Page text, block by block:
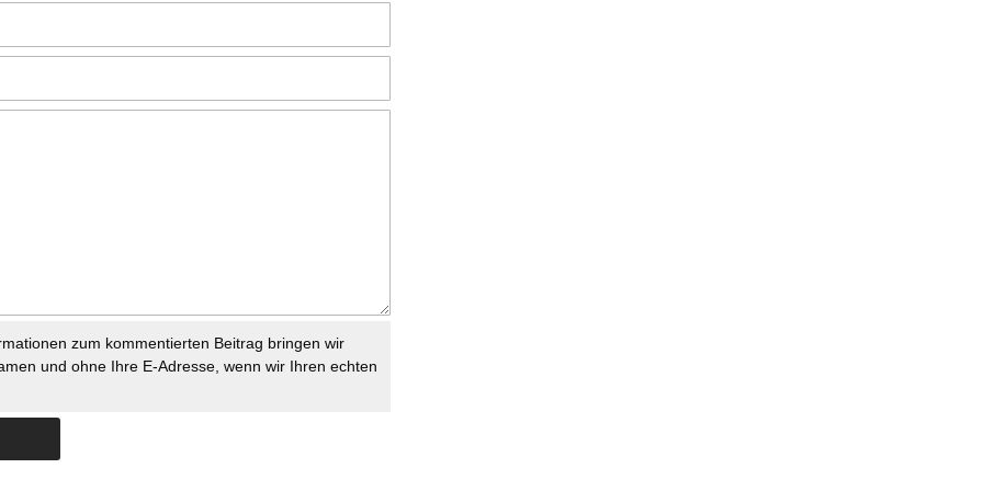
zum kommentierten Beitrag bringen wir
und ohne Ihre E-Adresse, wenn wir Ihren echten